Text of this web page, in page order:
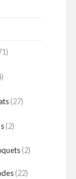
(27)
(2)
(2)
(22)